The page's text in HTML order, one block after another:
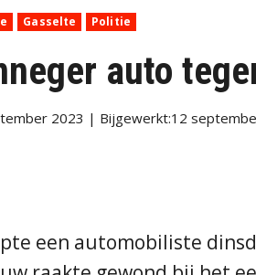
Gasselte Politie
auto
2023 | Bijgewerkt:12
een automobiliste